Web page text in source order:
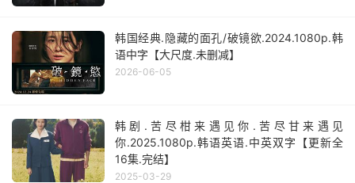
韩国经典.隐藏的面孔/破镜欲.2024.1080p.韩
语中字【大尺度.未删减】
2026-06-05
韩剧.苦尽柑来遇见你.苦尽甘来遇见
你.2025.1080p.韩语英语.中英双字【更新全
16集.完结】
2025-03-29